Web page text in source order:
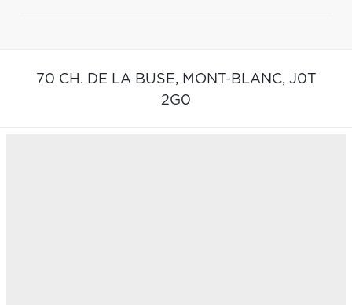
70 CH. DE LA BUSE, MONT-BLANC, J0T
2G0